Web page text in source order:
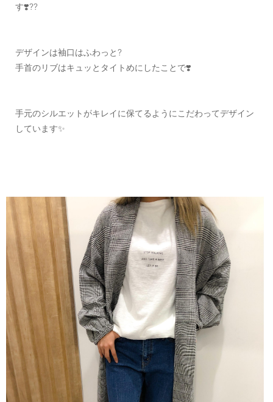
す❣️??
デザインは袖口はふわっと?
手首のリブはキュッとタイトめにしたことで❣️
手元のシルエットがキレイに保てるようにこだわってデザイン
しています✨